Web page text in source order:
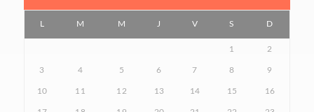
L M M J V S D
1 2
3 4 5 6 7 8 9
10 11 12 13 14 15 16